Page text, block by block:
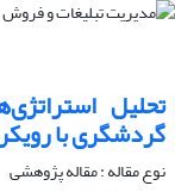
تحلیل
گردشگری با
نوع مقاله : مقاله پژوهشی